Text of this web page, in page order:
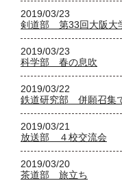
2019/03/23
剣道部 第33回大阪大
2019/03/23
科学部 春の息吹
2019/03/22
鉄道研究部 併願召集
2019/03/21
放送部 ４校交流会
2019/03/20
茶道部 旅立ち